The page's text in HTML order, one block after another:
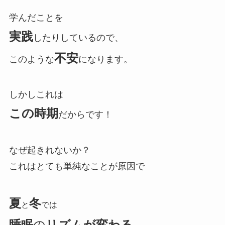
学んだことを
実践したりしているので、
このような不安になります。
しかしこれは
この時期 だからです！
なぜ起きれないか？
これはとても単純なことが原因で
夏と冬では